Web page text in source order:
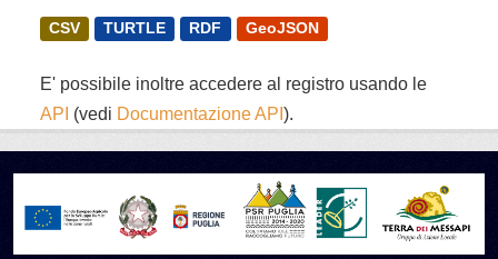
CSV TURTLE RDF GeoJSON
E' possibile inoltre accedere al registro usando le
API (vedi Documentazione API ).